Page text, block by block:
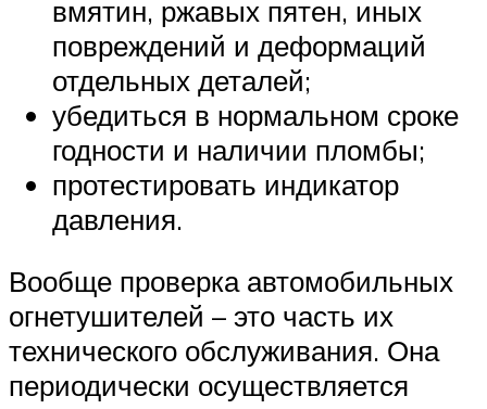
вмятин, ржавых пятен, иных
повреждений и деформаций
отдельных деталей;
убедиться в нормальном сроке
годности и наличии пломбы;
протестировать индикатор
давления.
Вообще проверка автомобильных
огнетушителей – это часть их
технического обслуживания. Она
периодически осуществляется